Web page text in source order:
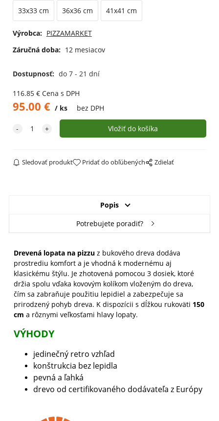
33x33 cm
36x36 cm 41x41 cm
Výrobca: PIZZAMARKET
Záručná doba: 12 mesiacov
Dostupnosť: do 7 - 21 dní
116.85€ Cena s DPH
95.00 € ks bez DPH
Sledovať produkt Pridať do obľúbených Zdielať
Popis
Potrebujete poradiť?
Drevená lopata na pizzuz bukového dreva dodáva
prostrediu komfort a je vhodná k modernému aj
klasickému štýlu. Je zhotovená pomocou 3 dosiek, ktoré
držia spolu vďaka kovovým kolíkom vloženým do dreva,
čím sa zabraňuje použitiu lepidiel a zabezpečuje sa
prirodzený pohyb dreva. K dispozícii s dĺžkou rukoväti 150
cm a rôznymi veľkosťami hlavy lopaty.
VÝHODY
jedinečný retro vzhľad
konštrukcia bez lepidla
pevná a ľahká
drevo od certifikovaného dodávateľa z Európy